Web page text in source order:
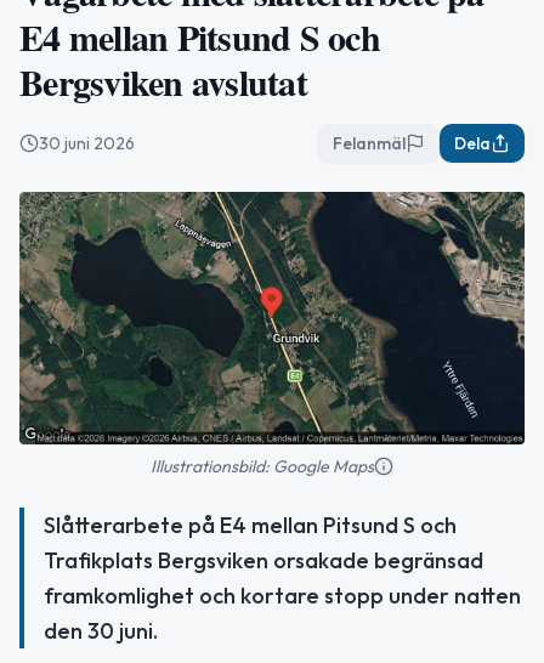
E4 mellan Pitsund S och
Bergsviken avslutat
30 juni 2026 Felanmäl Dela
Illustrationsbild: Google Maps
Slåtterarbete på E4 mellan Pitsund S och
Trafikplats Bergsviken orsakade begränsad
framkomlighet och kortare stopp under natten
den 30 juni.